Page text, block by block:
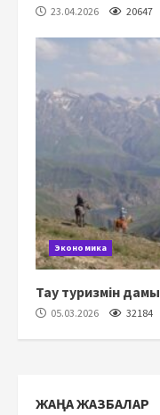
23.04.2026 20647
Экономика
Тау туризмін
05.03.2026 32184
ЖАҢА ЖАЗБАЛАР